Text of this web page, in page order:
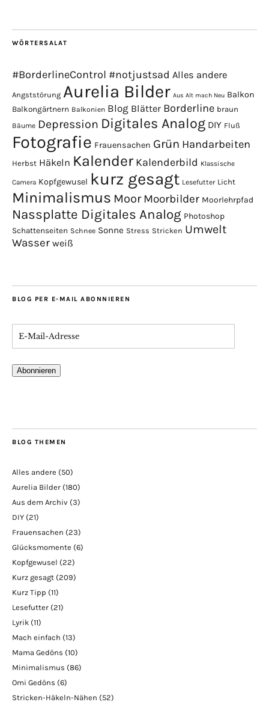
WÖRTERSALAT
#BorderlineControl #notjustsad Alles andere
Angststörung Aurelia Bilder Aus Alt mach Neu Balkon
Balkongärtnern Balkonien Blog Blätter Borderline braun
Bäume Depression Digitales Analog DIY Fluß
Fotografie Frauensachen Grün Handarbeiten
Herbst Häkeln Kalender Kalenderbild Klassische
Camera Kopfgewusel kurz gesagt Lesefutter Licht
Minimalismus Moor Moorbilder Moorlehrpfad
Nassplatte Digitales Analog Photoshop
Schattenseiten Schnee Sonne Stress Stricken Umwelt
Wasser weiß
BLOG PER E-MAIL ABONNIEREN
Abonnieren
BLOG THEMEN
Alles andere (50)
Aurelia Bilder (180)
Aus dem Archiv (3)
DIY (21)
Frauensachen (23)
Glücksmomente (6)
Kopfgewusel (22)
Kurz gesagt (209)
Kurz Tipp (11)
Lesefutter (21)
Lyrik (11)
Mach einfach (13)
Mama Gedöns (10)
Minimalismus (86)
Omi Gedöns (6)
Stricken-Häkeln-Nähen (52)